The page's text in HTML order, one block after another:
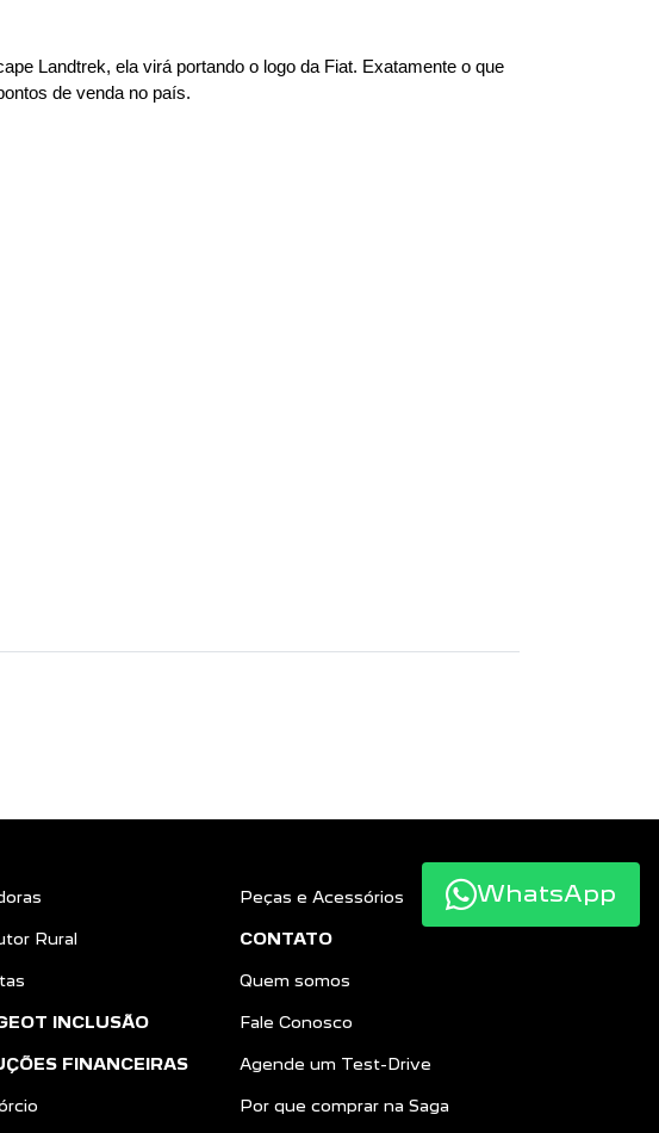
Landtrek, ela virá portando o logo da Fiat. Exatamente o que
de venda no país.
Rural
INCLUSÃO
FINANCEIRAS
Peças e Acessórios
CONTATO
Quem somos
Fale Conosco
Agende um Test-Drive
Por que comprar na Saga
WhatsApp